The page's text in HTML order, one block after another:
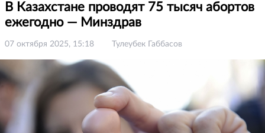
В Казахстане проводят 75 тысяч абортов
ежегодно — Минздрав
07 октября 2025, 15:18 Тулеубек Габбасов